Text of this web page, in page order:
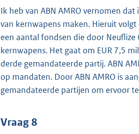
Ik heb van ABN AMRO vernomen
van kernwapens maken. Hieruit
een aantal fondsen die door
kernwapens. Het gaat om EUR 7,5
derde gemandateerde partij. ABN
op mandaten. Door ABN AMRO is
gemandateerde partijen om ervoor
Vraag 8